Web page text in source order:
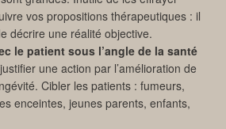
vos propositions thérapeutiques : il
décrire une réalité objective.
le patient sous l’angle de la santé
une action par l’amélioration de
Cibler les patients : fumeurs,
enceintes, jeunes parents, enfants,